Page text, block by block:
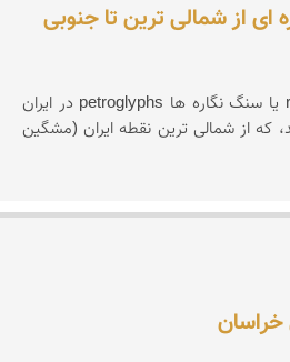
از شمالی ترین تا جنوبی
هنرهای صخره ای rock arts یا سنگ نگاره ها petroglyphs در ایران
كه از شمالی ترین نقطه ایران (مشگین
خراسان